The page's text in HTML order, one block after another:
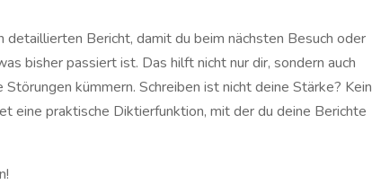
Bericht, damit du beim nächsten Besuch oder
bisher passiert ist. Das hilft nicht nur dir, sondern auch
kümmern. Schreiben ist nicht deine Stärke? Kein
eine praktische Diktierfunktion, mit der du deine Berichte